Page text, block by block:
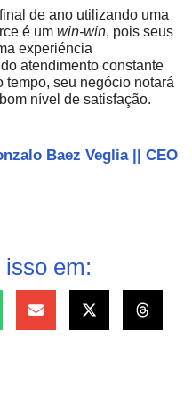
de ano utilizando uma
é um win-win, pois seus
experiéncia
atendimento constante
tempo, seu negócio notará
nível de satisfação.
Baez Veglia || CEO
em: